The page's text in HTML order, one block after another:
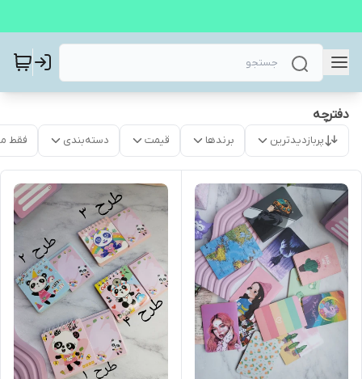
دفترچه
پربازدیدترین برندها قیمت دسته‌بندی فقط